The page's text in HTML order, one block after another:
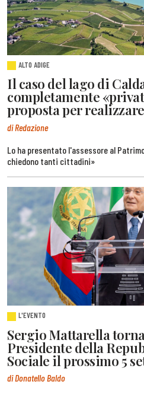
ALTO ADIGE
Il caso del lago di
completamente
proposta per
di Redazione
Lo ha presentato l'assessore al
chiedono tanti cittadini»
L'EVENTO
Sergio Mattarella
Presidente della
Sociale il prossimo 5
di Donatello Baldo